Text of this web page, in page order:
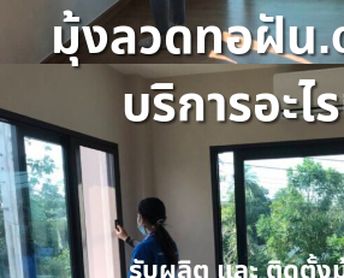
มุ้งลวดทอฝัน
บริการอะไ